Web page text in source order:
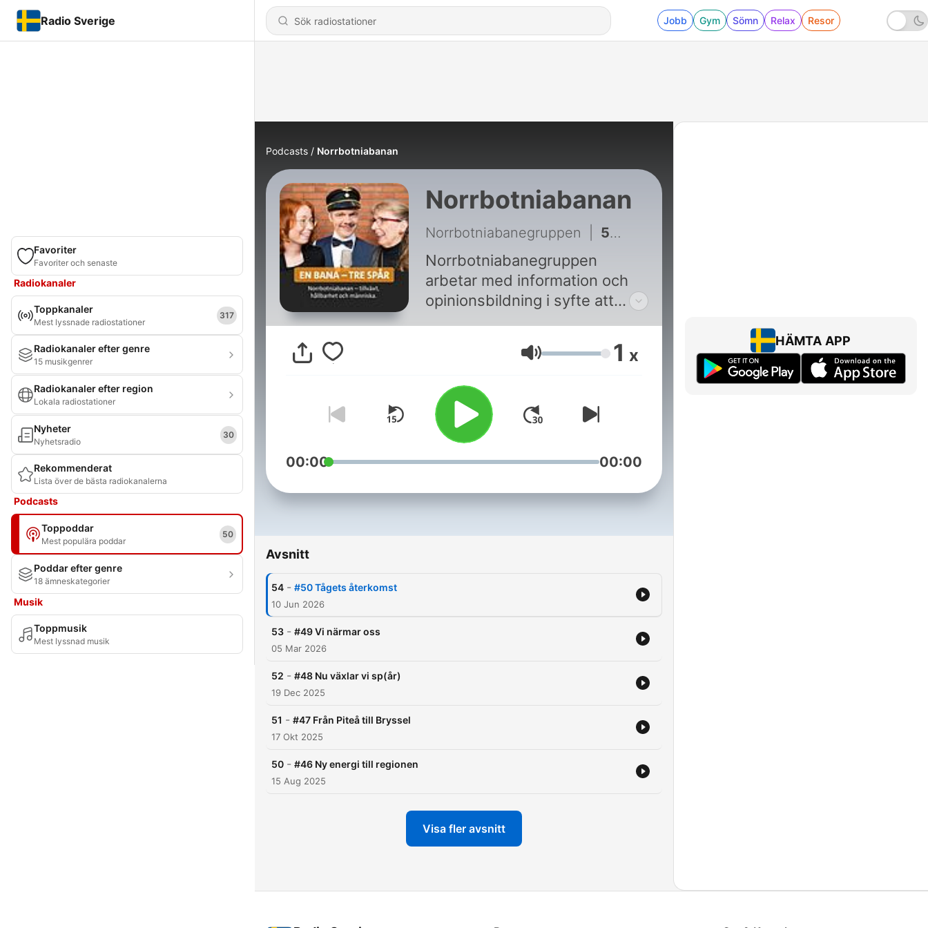
Radio Sverige Jobb Gym Sömn Relax Resor
Favoriter
Favoriter och senaste
Radiokanaler
Toppkanaler
Mest lyssnade radiostationer
317
Radiokanaler efter genre
15 musikgenrer
Radiokanaler efter region
Lokala radiostationer
Nyheter
Nyhetsradio
30
Rekommenderat
Lista över de bästa radiokanalerna
Podcasts
Toppoddar
Mest populära poddar
50
Poddar efter genre
18 ämneskategorier
Musik
Toppmusik
Mest lyssnad musik
Podcasts Norrbotniabanan
Norrbotniabanan
Norrbotniabanegruppen 54 - #50 Tågets återkomst
Norrbotniabanegruppen
arbetar med information och
opinionsbildning i syfte att
Norrbotniabanan.
Volym 1 x
00:00 00:00
Avsnitt
54 - #50 Tågets återkomst
10 Jun 2026
53 - #49 Vi närmar oss
05 Mar 2026
52 - #48 Nu växlar vi sp(år)
19 Dec 2025
51 - #47 Från Piteå till Bryssel
17 Okt 2025
50 - #46 Ny energi till regionen
15 Aug 2025
Visa fler avsnitt
HÄMTA APP